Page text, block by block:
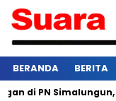
BERANDA BERITA
Simalungun,